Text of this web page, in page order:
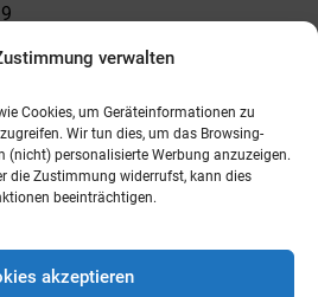
verwalten
Cookies, um Geräteinformationen zu
Wir tun dies, um das Browsing-
(nicht) personalisierte Werbung anzuzeigen.
die Zustimmung widerrufst, kann dies
beeinträchtigen.
akzeptieren
Allgemeines
Öffnungszeiten
Unser Team